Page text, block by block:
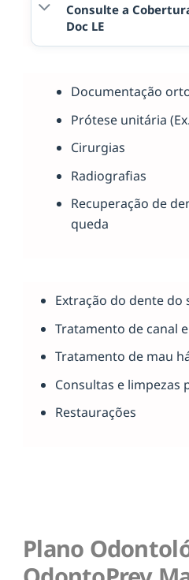
Consulte a
Doc LE
Documentação
Prótese unitária
Cirurgias
Radiografias
Recuperação de
queda
Extração do dente do
Tratamento de canal
Tratamento de mau
Consultas e limpezas
Restaurações
Plano